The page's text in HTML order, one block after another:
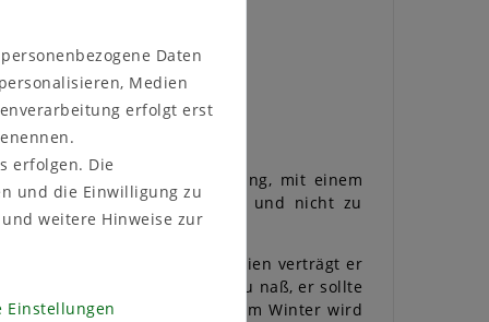
eine kräftig rote Färbung, mit einem
humoser, nicht zu trockener und nicht zu
Eine Überwinterung im Freien verträgt er
liebt es feucht, aber nicht zu naß, er sollte
Oktober) ist zu empfehlen. Im Winter wird
Daten
Medien
erfolgt erst
erfolgen. Die
und die Einwilligung zu
und weitere Hinweise zur
Einstellungen